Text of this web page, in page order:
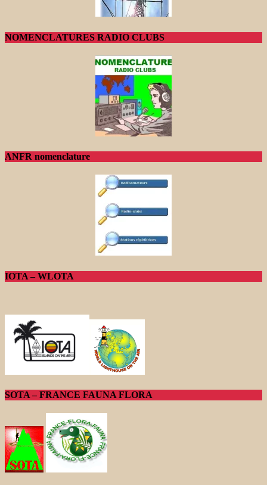
NOMENCLATURES RADIO CLUBS
ANFR nomenclature
IOTA – WLOTA
SOTA – FRANCE FAUNA FLORA